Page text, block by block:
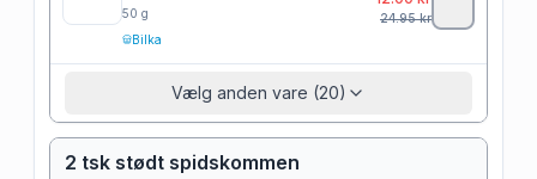
50 g
Bilka
24.95kr
Vælg anden vare (20)
2 tsk stødt spidskommen